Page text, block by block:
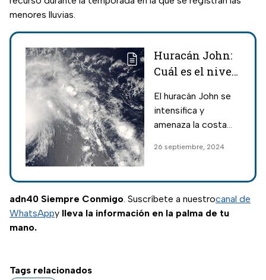
menores lluvias.
Huracán John:
Cuál es el nivel
estado por
estado
El huracán John se
intensifica y
amenaza la costa
mexicano; conoce
alerta en cada
estado y qué
medidas de
26 septiembre, 2024
adn40 Siempre Conmigo. Suscríbete a nuestrocanal de
WhatsAppy lleva la información en la palma de tu
mano.
Tags relacionados